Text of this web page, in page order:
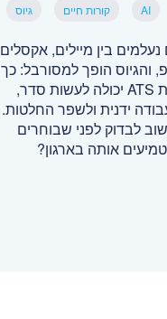
AI קורות חיים גיוס
בין מיילים, אקסלים
והגיוס הופך למסורבל: כך
מערכת ATS יכולה לעשות סדר,
ידנית ולשפר החלטות.
לבדוק לפני שבוחרים
אותה בארגון?